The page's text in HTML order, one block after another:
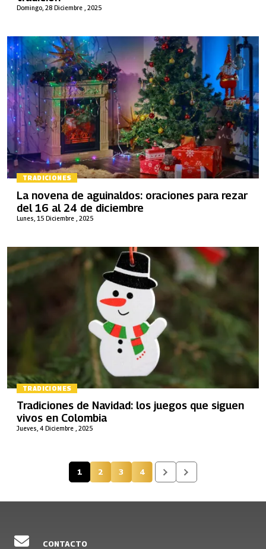
Domingo, 28 Diciembre , 2025
TRADICIONES
Lunes, 15 Diciembre , 2025
La novena de aguinaldos: oraciones para rezar
del 16 al 24 de diciembre
TRADICIONES
Jueves, 4 Diciembre , 2025
Tradiciones de Navidad: los juegos que siguen
vivos en Colombia
Página actual
1 Página
2 Página
3 Página
4
CONTACTO